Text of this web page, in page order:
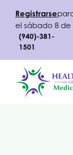
Registrarse
el sábado 8 de
(940)-381-
1501